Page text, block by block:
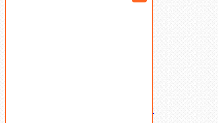
Латунный и бронзовый крепеж